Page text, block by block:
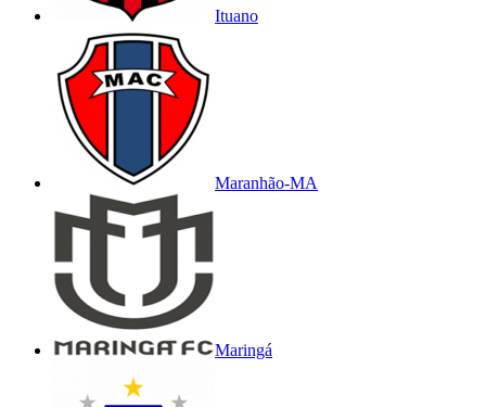
Ituano
Maranhão-MA
Maringá